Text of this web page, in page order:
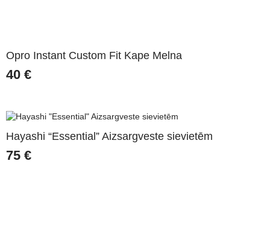
Opro Instant Custom Fit Kape Melna
40 €
Hayashi “Essential” Aizsargveste sievietēm
75 €